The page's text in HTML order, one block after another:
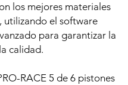
los mejores materiales
utilizando el software
para garantizar la
calidad.
RACE 5 de 6 pistones